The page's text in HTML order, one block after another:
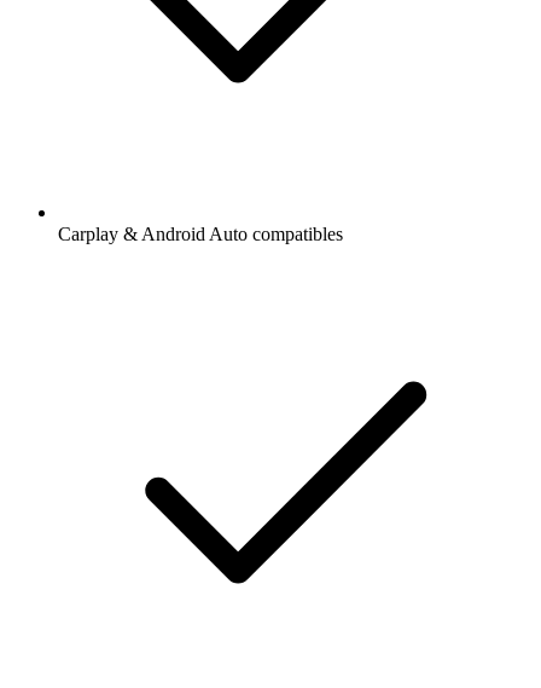
Carplay & Android Auto compatibles